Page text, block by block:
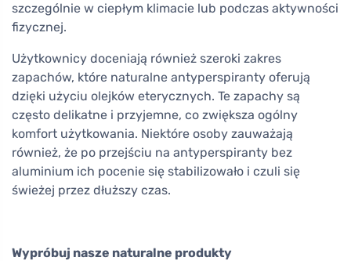
szczególnie w ciepłym klimacie lub podczas aktywności
fizycznej.
Użytkownicy doceniają również szeroki zakres
zapachów, które naturalne antyperspiranty oferują
dzięki użyciu olejków eterycznych. Te zapachy są
często delikatne i przyjemne, co zwiększa ogólny
komfort użytkowania. Niektóre osoby zauważają
również, że po przejściu na antyperspiranty bez
aluminium ich pocenie się stabilizowało i czuli się
świeżej przez dłuższy czas.
Wypróbuj nasze naturalne produkty